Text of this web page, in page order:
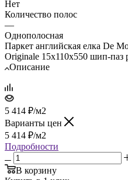
Нет
Количество полос
—
Однополосная
Паркет английская елка De
Originale 15х110х550 шип-паз
Описание
5 414 ₽/м2
Варианты цен
5 414 ₽/м2
Подробности
В корзину